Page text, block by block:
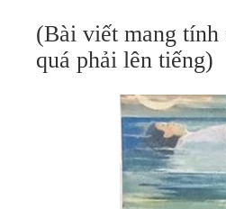
(Bài viết mang tính
quá phải lên tiếng)